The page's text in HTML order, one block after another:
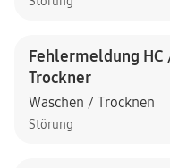
Fehlermeldung HC
Trockner
Waschen / Trocknen
Störung